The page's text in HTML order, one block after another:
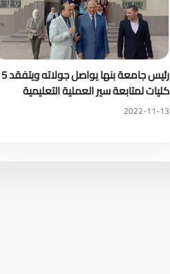
رئيس جامعة بنها يواصل جولاته ويتفقد 5
كليات لمتابعة سير العملية التعليمية
2022-11-13